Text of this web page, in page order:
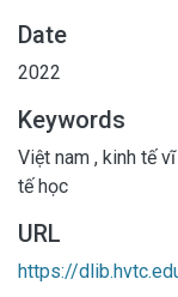
Date
2022
Keywords
Việt nam , kinh tế
tế học
URL
https://